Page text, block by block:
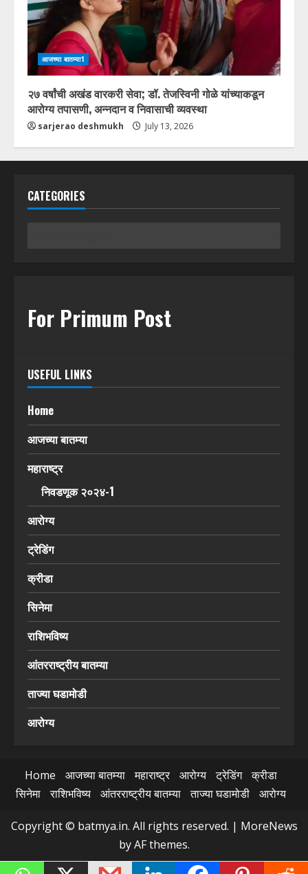
आजच्या बातम्या1
२७ वर्षांची अखंड वारकरी सेवा; डॉ. तेजस्विनी गोळे यांच्याकडून
आरोग्य तपासणी, अन्नदान व निवासाची व्यवस्था
sarjerao deshmukh July 13, 2026
CATEGORIES
For Primum Post
USEFUL LINKS
Home
आजच्या बातम्या
महाराष्ट्र
निवडणूक २०२४-1
आरोग्य
ट्रेडिंग
क्रीडा
सिनेमा
राशिभविष्य
आंतरराष्ट्रीय बातम्या
ताज्या घडामोडी
आरोग्य
Home आजच्या बातम्या महाराष्ट्र आरोग्य ट्रेडिंग
क्रीडा
सिनेमा
राशिभविष्य आंतरराष्ट्रीय बातम्या ताज्या घडामोडी आरोग्य
Copyright © batmya.in. All rights reserved. | MoreNews
by AF themes.